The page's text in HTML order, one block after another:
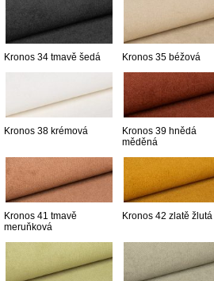
Kronos 34 tmavě šedá Kronos 35 béžová
Kronos 38 krémová
Kronos 39 hnědá
měděná
Kronos 41 tmavě
meruňková
Kronos 42 zlatě žlutá